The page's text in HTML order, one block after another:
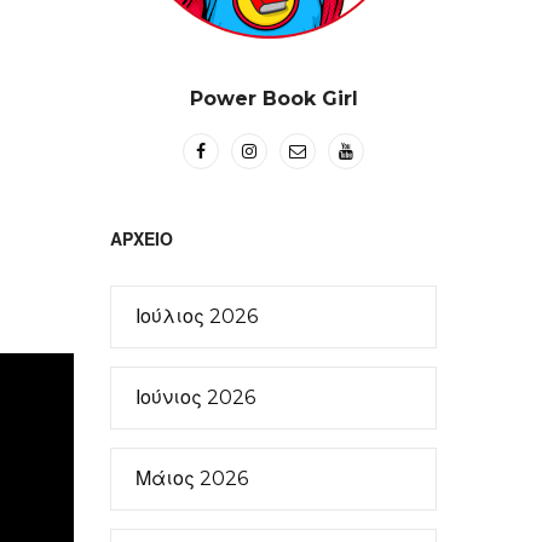
Power Book Girl
ΑΡΧΕΊΟ
Ιούλιος 2026
Ιούνιος 2026
Μάιος 2026